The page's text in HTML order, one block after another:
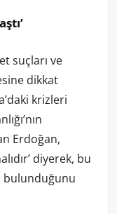
suçları ve
dikkat
krizleri
Erdoğan,
diyerek, bu
bulunduğunu